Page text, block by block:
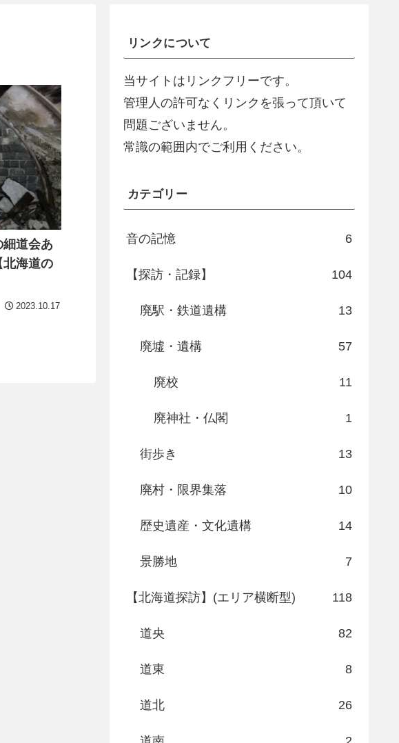
細道会あ
北海道の
2023.10.17
リンクについて
当サイトはリンクフリーです。
管理人の許可なくリンクを張って頂いて
問題ございません。
常識の範囲内でご利用ください。
カテゴリー
音の記憶 6
【探訪・記録】 104
廃駅・鉄道遺構 13
廃墟・遺構 57
廃校 11
廃神社・仏閣 1
街歩き 13
廃村・限界集落 10
歴史遺産・文化遺構 14
景勝地 7
【北海道探訪】(エリア横断型) 118
道央 82
道東 8
道北 26